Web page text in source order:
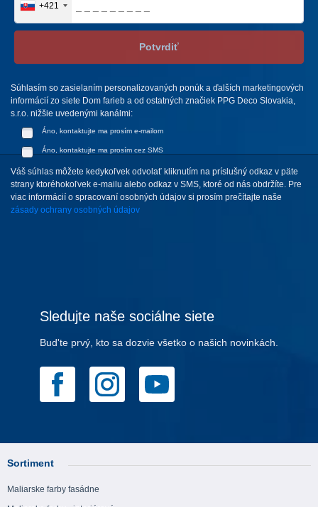
+421
Potvrdiť
Súhlasím so zasielaním personalizovaných ponúk a ďalších marketingových
informácií zo siete Dom farieb a od ostatných značiek PPG Deco Slovakia,
s.r.o. nižšie uvedenými kanálmi:
Áno, kontaktujte ma prosím e-mailom
Áno, kontaktujte ma prosím cez SMS
Váš súhlas môžete kedykoľvek odvolať kliknutím na príslušný odkaz v päte
strany ktoréhokoľvek e-mailu alebo odkaz v SMS, ktoré od nás obdržíte. Pre
viac informácií o spracovaní osobných údajov si prosím prečítajte naše
zásady ochrany osobných údajov
Sledujte naše sociálne siete
Bud'te prvý, kto sa dozvie všetko o našich novinkách.
Sortiment
Maliarske farby fasádne